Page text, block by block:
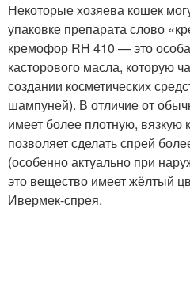
Некоторые хозяева кошек
упаковке препарата слово
кремофор RH 410 — это
касторового масла, которую
создании косметических
шампуней). В отличие от
имеет более плотную, вязкую
позволяет сделать спрей
(особенно актуально при
это вещество имеет жёлтый
Ивермек-спрея.